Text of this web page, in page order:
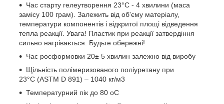
Час старту гелеутворення 23°С - 4 хвилини (маса
замісу 100 грам). Залежить від об'єму матеріалу,
температури компонентів і відкритої площі відведення
тепла реакції. Увага! Пластик при реакції затвердіння
сильно нагрівається. Будьте обережні!
Час росформовки 20± 5 хвилин залежно від виробу
Щільність полімеризованого поліуретану при
23°С (ASTM D 891) – 1040 кг/м3
Температурний пік до 80 оС